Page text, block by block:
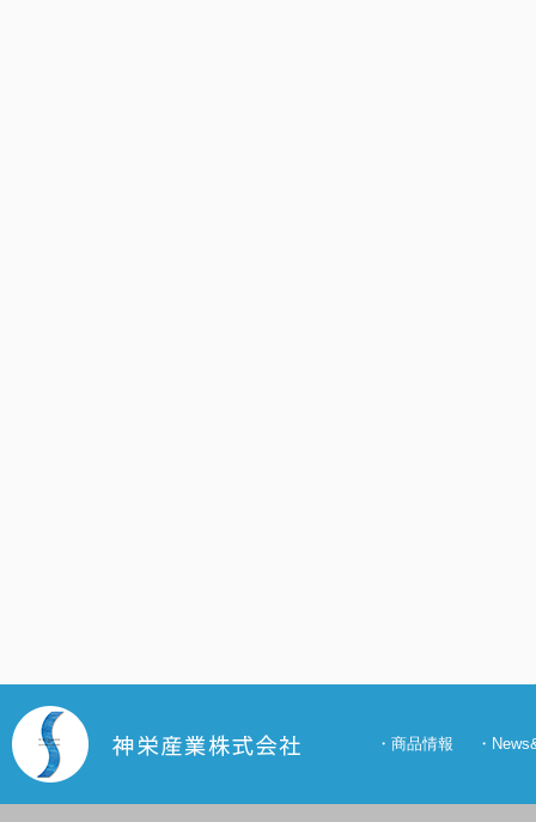
・ 商品情報 ・